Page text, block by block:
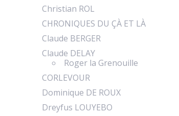
Christian ROL
CHRONIQUES DU ÇÀ ET LÀ
Claude BERGER
Claude DELAY
Roger la Grenouille
CORLEVOUR
Dominique DE ROUX
Dreyfus LOUYEBO